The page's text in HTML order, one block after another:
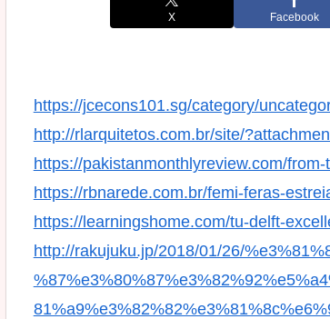
X Facebook
https://jcecons101.sg/category/
http://rlarquitetos.com.br/site/
https://pakistanmonthlyreview.com/
https://rbnarede.com.br/femi-feras-
https://learningshome.com/tu-delft-
http://rakujuku.jp/2018/01/26/